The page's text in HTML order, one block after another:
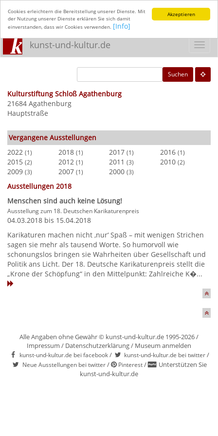
Akzeptieren
Cookies erleichtern die Bereitstellung unserer Dienste. Mit
der Nutzung unserer Dienste erklären Sie sich damit
einverstanden, dass wir Cookies verwenden. [Info]
kunst-und-kultur.de
Suchen
Kulturstiftung Schloß Agathenburg
21684 Agathenburg
Hauptstraße
Vergangene Ausstellungen
2022 (1) 2018 (1) 2017 (1) 2016 (1)
2015 (2) 2012 (1) 2011 (3) 2010 (2)
2009 (3) 2007 (1) 2000 (3)
Ausstellungen 2018
Menschen sind auch keine Lösung!
Ausstellung zum 18. Deutschen Karikaturenpreis
04.03.2018 bis 15.04.2018
Karikaturen machen nicht ‚nur‘ Spaß – mit wenigen Strichen
sagen sie mehr als tausend Worte. So humorvoll wie
schonungslos bringen sie Wahrheiten über Gesellschaft und
Politik ans Licht. Der 18. Deutsche Karikaturenpreis stellt die
„Krone der Schöpfung“ in den Mittelpunkt: Zahlreiche K�...
Alle Angaben ohne Gewähr © kunst-und-kultur.de 1995-2026 /
Impressum / Datenschutzerklärung/ Museum anmelden
kunst-und-kultur.de bei facebook/ kunst-und-kultur.de bei twitter/
Neue Ausstellungen bei twitter/ Pinterest/
Unterstützen Sie
kunst-und-kultur.de